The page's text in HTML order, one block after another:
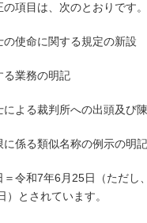
項目は、次のとおりです。
使命に関する規定の新設
業務の明記
よる裁判所への出頭及び
係る類似名称の例示の明記
令和7年6月25日（ただし
とされています。